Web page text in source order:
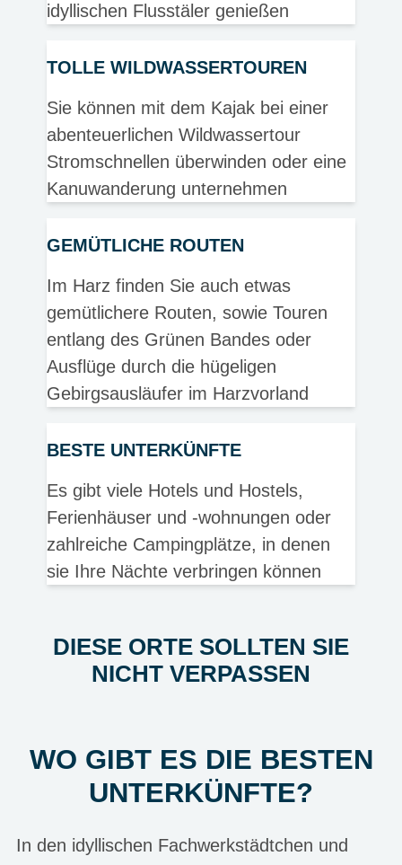
idyllischen Flusstäler genießen
TOLLE WILDWASSERTOUREN
Sie können mit dem Kajak bei einer
abenteuerlichen Wildwassertour
Stromschnellen überwinden oder eine
Kanuwanderung unternehmen
GEMÜTLICHE ROUTEN
Im Harz finden Sie auch etwas
gemütlichere Routen, sowie Touren
entlang des Grünen Bandes oder
Ausflüge durch die hügeligen
Gebirgsausläufer im Harzvorland
BESTE UNTERKÜNFTE
Es gibt viele Hotels und Hostels,
Ferienhäuser und -wohnungen oder
zahlreiche Campingplätze, in denen
sie Ihre Nächte verbringen können
DIESE ORTE SOLLTEN SIE
NICHT VERPASSEN
WO GIBT ES DIE BESTEN
UNTERKÜNFTE?
In den idyllischen Fachwerkstädtchen und